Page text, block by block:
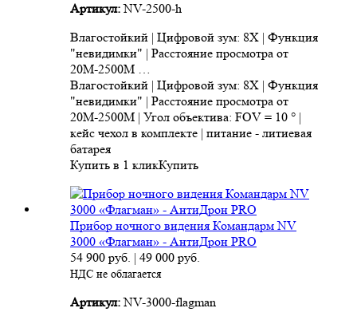
Артикул:NV-2500-h
Влагостойкий | Цифровой зум: 8X | Функция
"невидимки" | Расстояние просмотра от
20M-2500M …
Влагостойкий | Цифровой зум: 8X | Функция
"невидимки" | Расстояние просмотра от
20M-2500M | Угол объектива: FOV = 10 ° |
кейс чехол в комплекте | питание - литиевая
батарея
Купить в 1 кликКупить
Прибор ночного видения Командарм NV
3000 «Флагман» - АнтиДрон PRO
54 900 руб. | 49 000 руб.
НДС не облагается
Артикул:NV-3000-flagman